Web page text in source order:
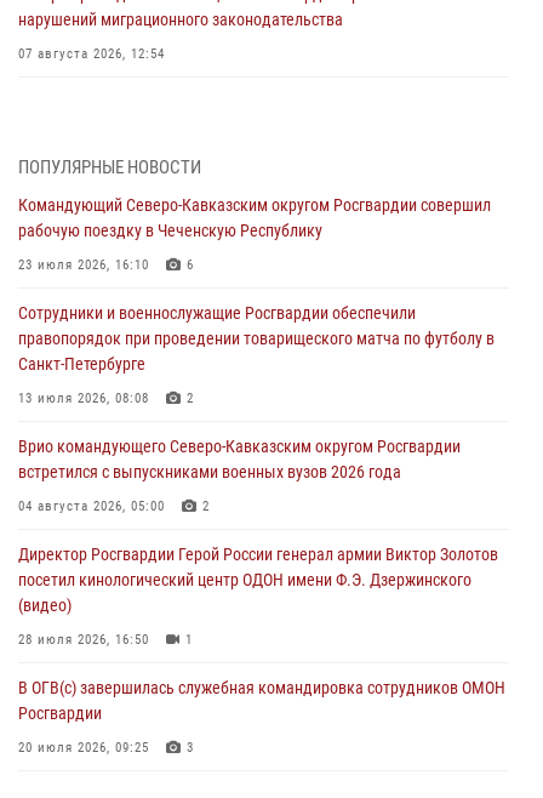
нарушений миграционного законодательства
07 августа 2026, 12:54
Росгвардии (видео)
07 августа 2026, 12:20
ветераны военной контрразведки почтили память Николая
Кузнецова
07 августа 2026, 12:00
выпуска «Легенды армии с Александром Маршалом»
07 августа 2026, 12:00
Смольного собора в Санкт-Петербурге (видео)
3 1
ПОПУЛЯРНЫЕ НОВОСТИ
Командующий Северо-Кавказским округом Росгвардии совершил
рабочую поездку в Чеченскую Республику
23 июля 2026, 16:10 6
Сотрудники и военнослужащие Росгвардии обеспечили
правопорядок при проведении товарищеского матча по футболу в
Санкт-Петербурге
13 июля 2026, 08:08 2
Врио командующего Северо-Кавказским округом Росгвардии
встретился с выпускниками военных вузов 2026 года
04 августа 2026, 05:00 2
Директор Росгвардии Герой России генерал армии Виктор Золотов
посетил кинологический центр ОДОН имени Ф.Э. Дзержинского
(видео)
28 июля 2026, 16:50 1
В ОГВ(с) завершилась служебная командировка сотрудников ОМОН
Росгвардии
20 июля 2026, 09:25 3